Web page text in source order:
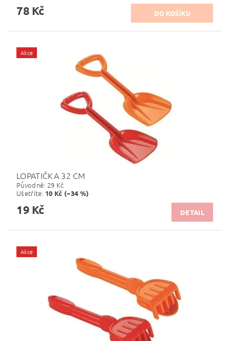
78 Kč
Akce
LOPATIČKA 32 CM
Původně: 29 Kč
Ušetříte: 10 Kč (–34 %)
19 Kč DETAIL
Akce